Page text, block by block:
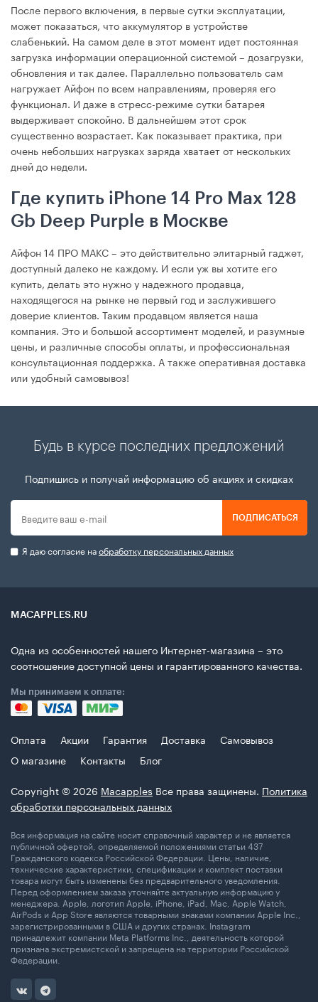
После первого включения, в первые сутки эксплуатации,
может показаться, что аккумулятор в устройстве
слабенький. На самом деле в этот момент идет постоянная
загрузка информации операционной системой – дозагрузки,
обновления и так далее. Параллельно пользователь сам
нагружает Айфон по всем направлениям, проверяя его
функционал. И даже в стресс-режиме сутки батарея
выдерживает спокойно. В дальнейшем этот срок
существенно возрастает. Как показывает практика, при
очень небольших нагрузках заряда хватает от нескольких
дней до недели.
Где купить iPhone 14 Pro Max 128
Gb Deep Purple в Москве
Айфон 14 ПРО МАКС – это действительно элитарный гаджет,
доступный далеко не каждому. И если уж вы хотите его
купить, делать это нужно у надежного продавца,
находящегося на рынке не первый год и заслужившего
доверие клиентов. Таким продавцом является наша
компания. Это и большой ассортимент моделей, и разумные
цены, и различные способы оплаты, и профессиональная
консультационная поддержка. А также оперативная доставка
или удобный самовывоз!
Будь в курсе последних предложений
Подпишись и получай информацию об акциях и скидках
ПОДПИСАТЬСЯ
Я даю согласие наобработку персональных данных
MACAPPLES.RU
Одна из особенностей нашего Интернет-магазина – это
соотношение доступной цены и гарантированного качества.
Мы принимаем к оплате:
Оплата Акции Гарантия Доставка
Самовывоз
О магазине
Контакты
Блог
Copyright © 2026 Macapples Все права защинены. Политика
обработки персональных данных
Вся информация на сайте носит справочный характер и не является
публичной офертой, определяемой положениями статьи 437
Гражданского кодекса Российской Федерации. Цены, наличие,
технические характеристики, спецификации и комплект поставки
товара могут быть изменены без предварительного уведомления.
Перед оформлением заказа уточняйте актуальную информацию у
менеджера. Apple, логотип Apple, iPhone, iPad, Mac, Apple Watch,
AirPods и App Store являются товарными знаками компании Apple Inc.,
зарегистрированными в США и других странах. Instagram
принадлежит компании Meta Platforms Inc., деятельность которой
признана экстремистской и запрещена на территории Российской
Федерации.